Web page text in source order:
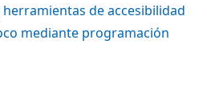
de accesibilidad
mediante programación